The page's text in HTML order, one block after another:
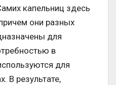
капельниц здесь
они разных
для
в
для
В результате,